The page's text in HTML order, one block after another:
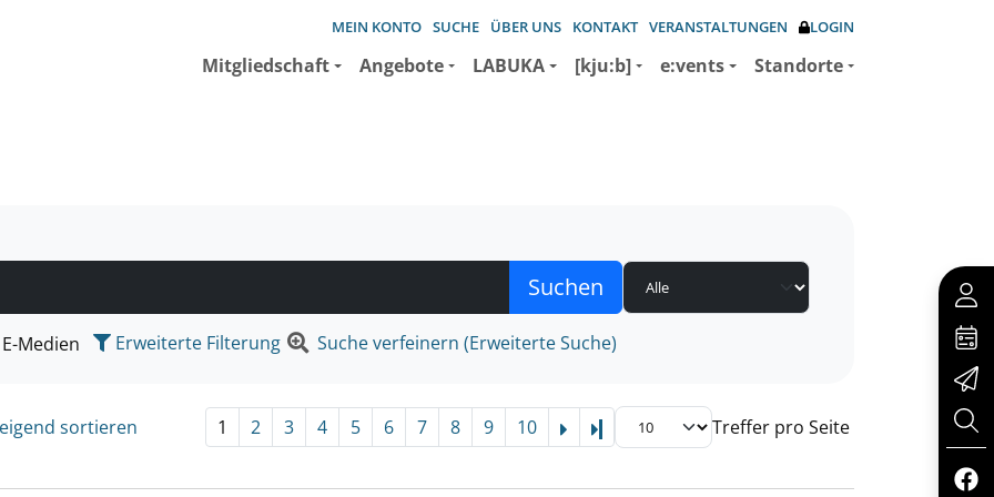
MEIN KONTO SUCHE ÜBER UNS KONTAKT VERANSTALTUNGEN LOGIN
Mitgliedschaft Angebote LABUKA [kju:b] e:vents Standorte
suchen wollen.
E-Medien Erweiterte Filterung Suche verfeinern (Erweiterte Suche)
sortieren 1 2 3 4 5 6 7 8 9 10 Letzte Seite Treffer pro Seite